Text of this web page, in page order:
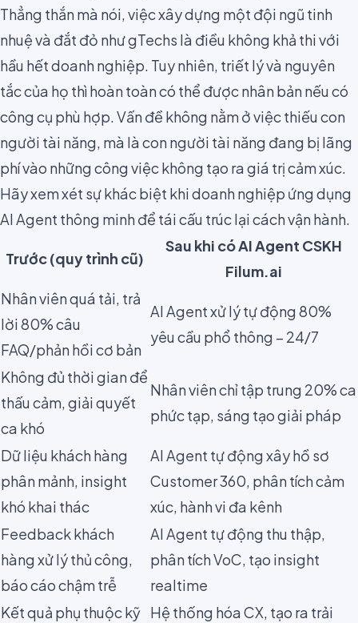
Thẳng thắn mà nói, việc xây dựng một đội ngũ tinh
nhuệ và đắt đỏ như gTechs là điều không khả thi với
hầu hết doanh nghiệp. Tuy nhiên, triết lý và nguyên
tắc của họ thì hoàn toàn có thể được nhân bản nếu có
công cụ phù hợp. Vấn đề không nằm ở việc thiếu con
người tài năng, mà là con người tài năng đang bị lãng
phí vào những công việc không tạo ra giá trị cảm xúc.
Hãy xem xét sự khác biệt khi doanh nghiệp ứng dụng
AI Agent thông minh để tái cấu trúc lại cách vận hành.
Trước (quy trình cũ)
Sau khi có AI Agent CSKH
Filum.ai
Nhân viên quá tải, trả
lời 80% câu
FAQ/phản hồi cơ bản
AI Agent xử lý tự động 80%
yêu cầu phổ thông – 24/7
Không đủ thời gian để
thấu cảm, giải quyết
ca khó
Nhân viên chỉ tập trung 20% ca
phức tạp, sáng tạo giải pháp
Dữ liệu khách hàng
phân mảnh, insight
khó khai thác
AI Agent tự động xây hồ sơ
Customer 360, phân tích cảm
xúc, hành vi đa kênh
Feedback khách
hàng xử lý thủ công,
báo cáo chậm trễ
AI Agent tự động thu thập,
phân tích VoC, tạo insight
realtime
Kết quả phụ thuộc kỹ Hệ thống hóa CX, tạo ra trải